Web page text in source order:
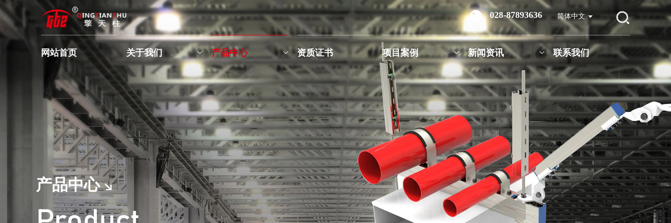
028-87893636 简体中文
网站首页 关于我们 产品中心 资质证书 项目案例 新闻资讯 联系我们
产品中心